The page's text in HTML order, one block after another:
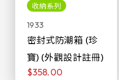
收納系列
1933
密封式防潮箱 (珍
寶) (外觀設計註冊)
$358.00